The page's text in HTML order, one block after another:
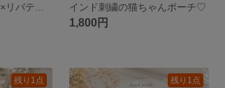
インド刺繍の猫ちゃんポーチ♡
1,800円
残り1点 残り1点